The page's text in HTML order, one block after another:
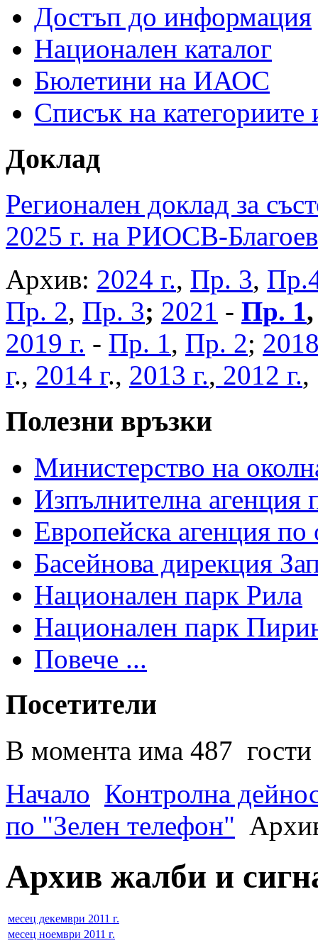
Достъп до информация
Национален каталог
Бюлетини на ИАОС
Списък на
Доклад
Регионален доклад за
2025 г. на РИОСВ-
Архив: 2024 г., Пр. 3,
Пр. 2, Пр. 3; 2021 - Пр. 1
2019 г. - Пр. 1, Пр. 2;
г., 2014 г., 2013 г., 2012 г.
Полезни връзки
Министерство на
Изпълнителна агенция
Европейска агенция по
Басейнова дирекция
Национален парк Рила
Национален парк
Повече ...
Посетители
В момента има 487 гости
Начало Контролна
по "Зелен телефон"
Архив жалби и
месец декември 2011 г.
месец ноември 2011 г.